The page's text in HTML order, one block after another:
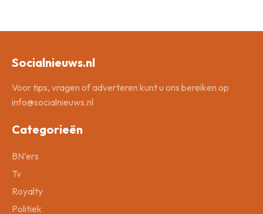
Socialnieuws.nl
Voor tips, vragen of adverteren kunt u ons bereiken op
info@socialnieuws.nl
Categorieën
BN’ers
Tv
Royalty
Politiek